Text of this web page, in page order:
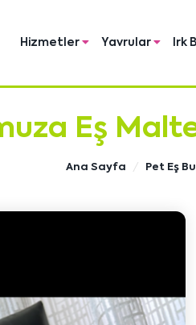
Hizmetler Yavrular Irk
Eş
Ana Sayfa Pet Eş